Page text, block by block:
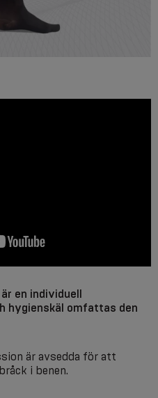
en individuell
hygienskäl omfattas den
är avsedda för att
i benen.